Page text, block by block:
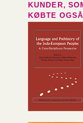
KUNDER,
KØBTE OGSÅ